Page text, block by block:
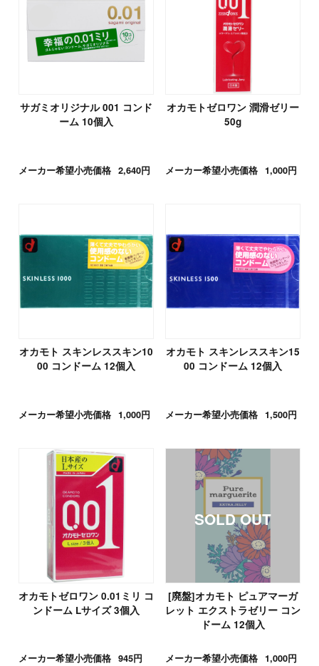
サガミオリジナル 001 コンド
ーム 10個入
メーカー希望小売価格 2,640円
オカモトゼロワン 潤滑ゼリー
50g
メーカー希望小売価格 1,000円
オカモト スキンレススキン10
00 コンドーム 12個入
メーカー希望小売価格 1,000円
オカモト スキンレススキン15
00 コンドーム 12個入
メーカー希望小売価格 1,500円
オカモトゼロワン 0.01ミリ コ
ンドーム Lサイズ 3個入
メーカー希望小売価格 945円
[廃盤]オカモト ピュアマーガ
レット エクストラゼリー コン
ドーム 12個入
メーカー希望小売価格 1,000円